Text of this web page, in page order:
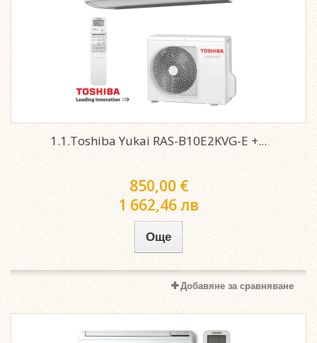
1.1.Toshiba Yukai RAS-B10E2KVG-E +...
850,00 €
1 662,46 лв
Още
Добавяне за сравняване